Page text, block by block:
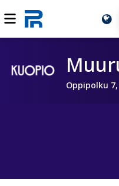
Oppipolku